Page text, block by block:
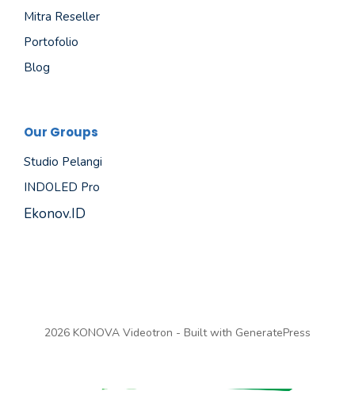
Mitra Reseller
Portofolio
Blog
Our Groups
Studio Pelangi
INDOLED Pro
Ekonov.ID
2026 KONOVA Videotron - Built with GeneratePress